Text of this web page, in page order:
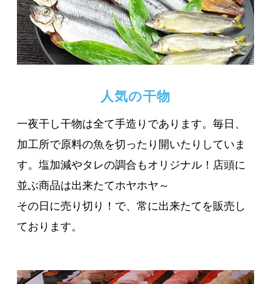
人気の干物
一夜干し干物は全て手造りであります。毎日、
加工所で原料の魚を切ったり開いたりしていま
す。塩加減やタレの調合もオリジナル！店頭に
並ぶ商品は出来たてホヤホヤ～
その日に売り切り！で、常に出来たてを販売し
ております。